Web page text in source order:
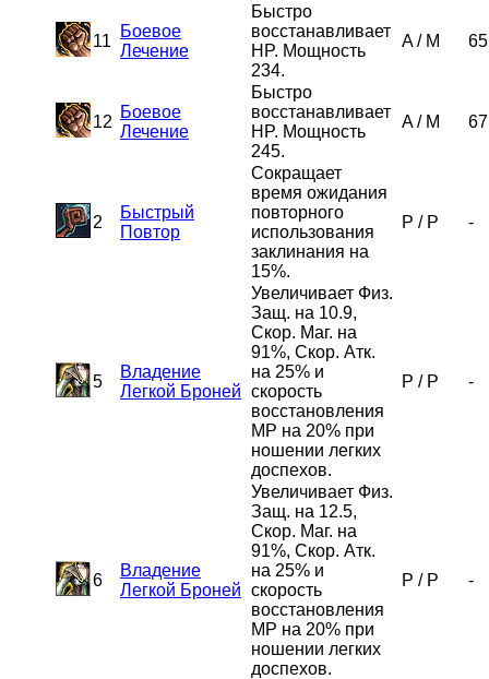
11
Боевое
Лечение
Быстро
восстанавливает
HP. Мощность
234.
A/ M 65
12
Боевое
Лечение
Быстро
восстанавливает
HP. Мощность
245.
A/ M 67
2
Быстрый
Повтор
Сокращает
время ожидания
повторного
использования
заклинания на
15%.
P / P -
5
Владение
Легкой Броней
Увеличивает Физ.
Защ. на 10.9,
Скор. Маг. на
91%, Скор. Атк.
на 25% и
скорость
восстановления
MP на 20% при
ношении легких
доспехов.
P / P -
6
Владение
Легкой Броней
Увеличивает Физ.
Защ. на 12.5,
Скор. Маг. на
91%, Скор. Атк.
на 25% и
скорость
восстановления
MP на 20% при
ношении легких
доспехов.
P / P -